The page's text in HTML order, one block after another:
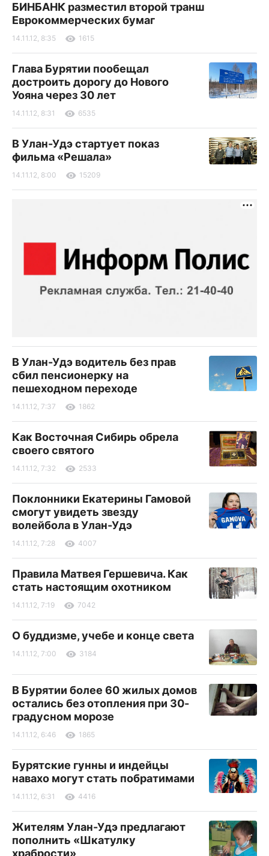
БИНБАНК разместил второй транш
Еврокоммерческих бумаг
14.11.12, 8:35 1615
Глава Бурятии пообещал
достроить дорогу до Нового
Уояна через 30 лет
14.11.12, 8:31 6535
В Улан-Удэ стартует показ
фильма «Решала»
14.11.12, 8:00 15209
В Улан-Удэ водитель без прав
сбил пенсионерку на
пешеходном переходе
14.11.12, 7:37 1862
Как Восточная Сибирь обрела
своего святого
14.11.12, 7:32 2533
Поклонники Екатерины Гамовой
смогут увидеть звезду
волейбола в Улан-Удэ
14.11.12, 7:28 4007
Правила Матвея Гершевича. Как
стать настоящим охотником
14.11.12, 7:19 7042
О буддизме, учебе и конце света
14.11.12, 7:00 3184
В Бурятии более 60 жилых домов
остались без отопления при 30-
градусном морозе
14.11.12, 6:46 1865
Бурятские гунны и индейцы
навахо могут стать побратимами
14.11.12, 6:31 4416
Жителям Улан-Удэ предлагают
пополнить «Шкатулку
храбрости»